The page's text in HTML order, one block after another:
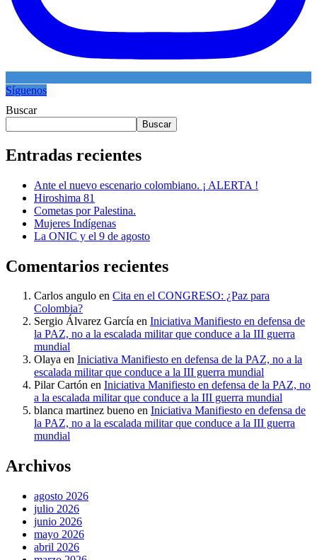
Síguenos
Buscar
Buscar
Entradas recientes
Ante el nuevo escenario colombiano. ¡ ALERTA !
Hiroshima 81
Cometas por Palestina.
Mujeres Indígenas
La ONIC y el 9 de agosto
Comentarios recientes
Carlos angulo en Cita en el CONGRESO: ¿Paz para
Colombia?
Sergio Álvarez García en Iniciativa Manifiesto en defensa de
la PAZ, no a la escalada militar que conduce a la III guerra
mundial
Olaya en Iniciativa Manifiesto en defensa de la PAZ, no a la
escalada militar que conduce a la III guerra mundial
Pilar Cartón en Iniciativa Manifiesto en defensa de la PAZ, no
a la escalada militar que conduce a la III guerra mundial
blanca martinez bueno en Iniciativa Manifiesto en defensa de
la PAZ, no a la escalada militar que conduce a la III guerra
mundial
Archivos
agosto 2026
julio 2026
junio 2026
mayo 2026
abril 2026